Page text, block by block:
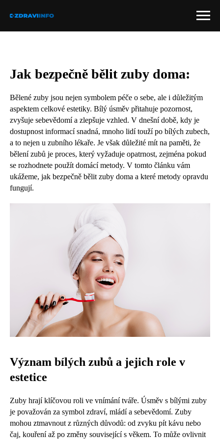
Jak bezpečně bělit zuby doma:
Bělené zuby jsou nejen symbolem péče o sebe, ale i důležitým
aspektem celkové estetiky. Bílý úsměv přitahuje pozornost,
zvyšuje sebevědomí a zlepšuje vzhled. V dnešní době, kdy je
dostupnost informací snadná, mnoho lidí touží po bílých zubech,
a to nejen u zubního lékaře. Je však důležité mít na paměti, že
bělení zubů je proces, který vyžaduje opatrnost, zejména pokud
se rozhodnete použít domácí metody. V tomto článku vám
ukážeme, jak bezpečně bělit zuby doma a které metody opravdu
fungují.
Význam bílých zubů a jejich role v
estetice
Zuby hrají klíčovou roli ve vnímání tváře. Úsměv s bílými zuby
je považován za symbol zdraví, mládí a sebevědomí. Zuby
mohou ztmavnout z různých důvodů: od zvyku pít kávu nebo
čaj, kouření až po změny související s věkem. To může ovlivnit